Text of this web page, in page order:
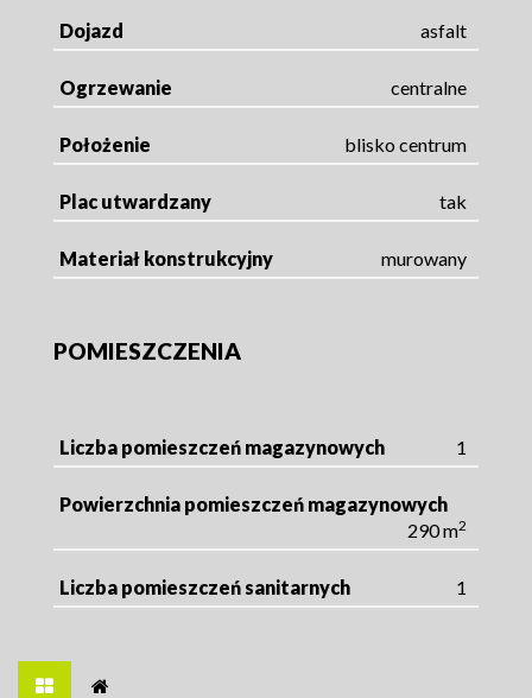
Dojazd asfalt
Ogrzewanie centralne
Położenie blisko centrum
Plac utwardzany tak
Materiał konstrukcyjny murowany
POMIESZCZENIA
Liczba pomieszczeń magazynowych 1
Powierzchnia pomieszczeń magazynowych
290 m2
Liczba pomieszczeń sanitarnych 1